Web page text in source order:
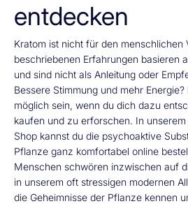
entdecken
Kratom ist nicht für den menschlichen
beschriebenen Erfahrungen basieren
und sind nicht als Anleitung oder
Bessere Stimmung und mehr
möglich sein, wenn du dich dazu
kaufen und zu erforschen. In
Shop kannst du die psychoaktive
Pflanze ganz komfortabel online
Menschen schwören inzwischen auf
in unserem oft stressigen modernen
die Geheimnisse der Pflanze kennen